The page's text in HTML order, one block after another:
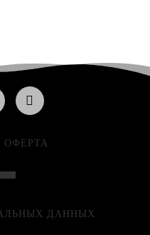
ОФЕРТА
ДАННЫХ